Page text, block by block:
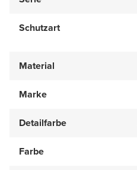
Schutzart
Material
Marke
Detailfarbe
Farbe